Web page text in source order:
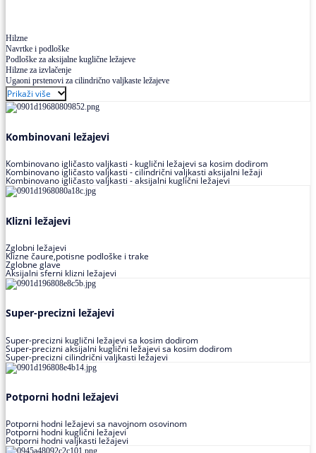
Hilzne
Navrtke i podloške
Podloške za aksijalne kuglične ležajeve
Hilzne za izvlačenje
Ugaoni prstenovi za cilindrično valjkaste ležajeve
Prikaži više
Kombinovani ležajevi
Kombinovano igličasto valjkasti - kuglični ležajevi sa kosim dodirom
Kombinovano igličasto valjkasti - cilindrični valjkasti aksijalni ležaji
Kombinovano igličasto valjkasti - aksijalni kuglični ležajevi
Klizni ležajevi
Zglobni ležajevi
Klizne čaure,potisne podloške i trake
Zglobne glave
Aksijalni sferni klizni ležajevi
Super-precizni ležajevi
Super-precizni kuglični ležajevi sa kosim dodirom
Super-precizni aksijalni kuglični ležajevi sa kosim dodirom
Super-precizni cilindrični valjkasti ležajevi
Potporni hodni ležajevi
Potporni hodni ležajevi sa navojnom osovinom
Potporni hodni kuglični ležajevi
Potporni hodni valjkasti ležajevi